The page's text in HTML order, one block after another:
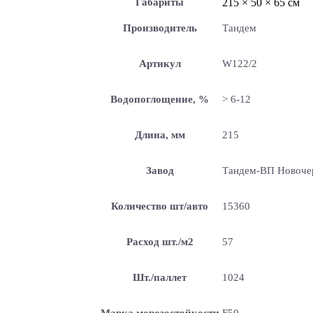
Габариты 215 × 50 × 65 см
Производитель Тандем
Артикул W122/2
Водопоглощение, % > 6-12
Длина, мм 215
Завод Тандем-ВП
Количество шт/авто 15360
Расход шт./м2 57
Шт./паллет 1024